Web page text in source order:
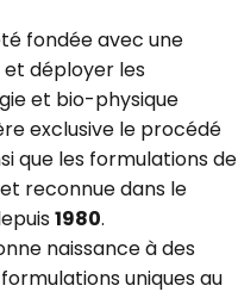
fondée avec une
et déployer les
et bio-physique
exclusive le procédé
que les formulations de
reconnue dans le
1980.
naissance à des
uniques au